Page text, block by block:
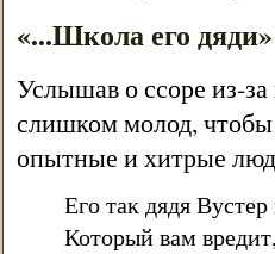
«...Школа его дяди»
Услышав о ссоре из-
слишком молод, чтобы
опытные и хитрые
Его так дядя
Который вам